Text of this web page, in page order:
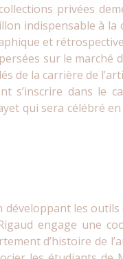
privées
indispensable à la
et
sur le marché
de la carrière de
s’inscrire dans le
qui sera célébré
développant les
engage une
d’histoire de